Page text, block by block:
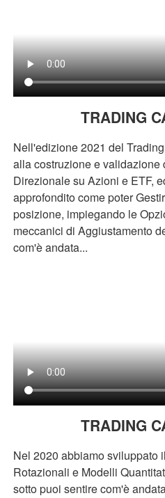
TRADING
Nell'edizione 2021 del
alla costruzione e validazione
Direzionale su Azioni e ETF,
approfondito come poter
posizione, impiegando le
meccanici di Aggiustamento
com'è andata...
TRADING
Nel 2020 abbiamo sviluppato
Rotazionali e Modelli
sotto puoi sentire com'è